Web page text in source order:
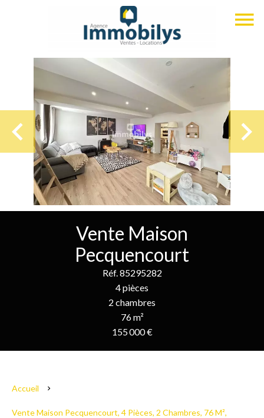
Vente Maison
Pecquencourt
Réf. 85295282
4 pièces
2 chambres
76 m²
155 000 €
Accueil
Vente Maison Pecquencourt, 4 Pièces, 2 Chambres, 76 M²,